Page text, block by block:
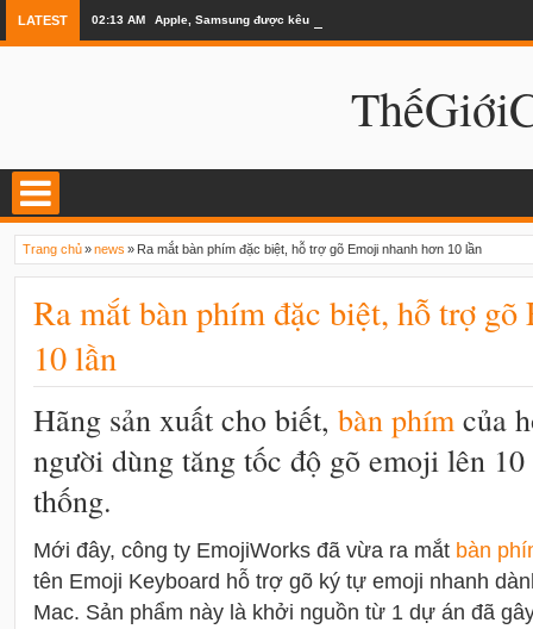
LATEST 02:13 AM Apple, Samsung được kêu gọi chặn ứng dụng khi lái xe
Trang chủ»news » Ra mắt bàn phím đặc biệt, hỗ trợ gõ Emoji nhanh hơn 10 lần
Ra mắt bàn phím đặc biệt, hỗ trợ gõ
10 lần
Hãng sản xuất cho biết, bàn phím của
người dùng tăng tốc độ gõ emoji lên
thống.
Mới đây, công ty EmojiWorks đã vừa ra mắt bàn
tên Emoji Keyboard hỗ trợ gõ ký tự emoji nhanh
Mac. Sản phẩm này là khởi nguồn từ 1 dự án đã